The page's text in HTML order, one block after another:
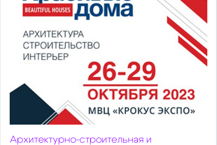
Архитектурно-строительная и